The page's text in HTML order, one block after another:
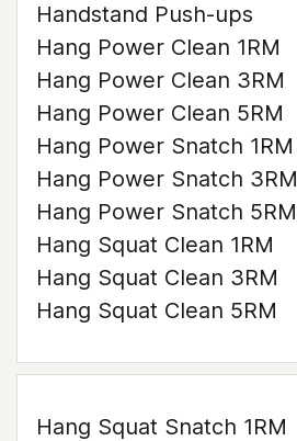
Handstand Push-ups
Hang Power Clean 1RM
Hang Power Clean 3RM
Hang Power Clean 5RM
Hang Power Snatch 1RM
Hang Power Snatch 3RM
Hang Power Snatch 5RM
Hang Squat Clean 1RM
Hang Squat Clean 3RM
Hang Squat Clean 5RM
Hang Squat Snatch 1RM